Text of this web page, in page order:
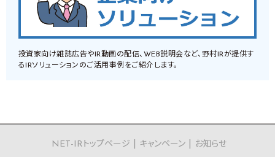
投資家向け雑誌広告やIR動画の配信、WEB説明会など、野村IRが提供す
るIRソリューションのご活用事例をご紹介します。
NET-IRトップページ キャンペーン
お知らせ